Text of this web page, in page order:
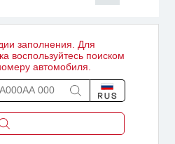
заполнения. Для
воспользуйтесь поиском
автомобиля.